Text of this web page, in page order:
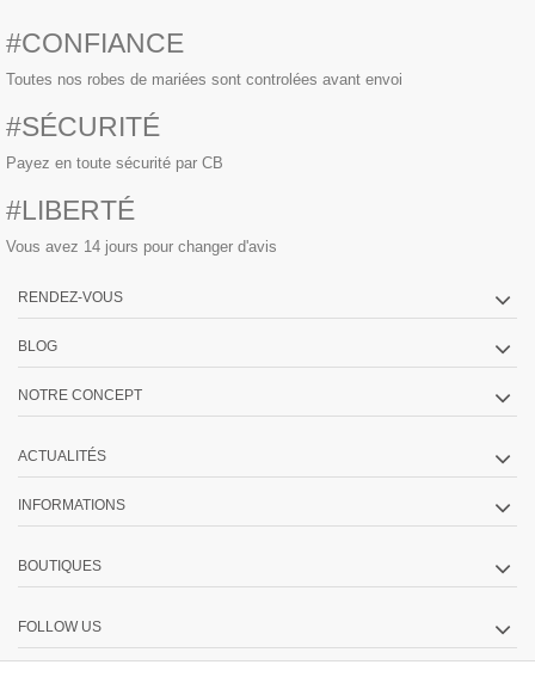
#CONFIANCE
Toutes nos robes de mariées sont controlées avant envoi
#SÉCURITÉ
Payez en toute sécurité par CB
#LIBERTÉ
Vous avez 14 jours pour changer d'avis
RENDEZ-VOUS
BLOG
NOTRE CONCEPT
ACTUALITÉS
INFORMATIONS
BOUTIQUES
FOLLOW US